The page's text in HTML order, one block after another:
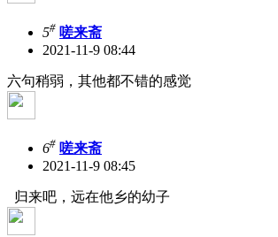
5# 嗟来斋
2021-11-9 08:44
六句稍弱，其他都不错的感觉
6# 嗟来斋
2021-11-9 08:45
归来吧，远在他乡的幼子